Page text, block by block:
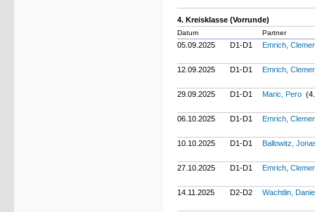
4. Kreisklasse (Vorrunde)
Datum Partner
05.09.2025 D1-D1 Emrich,
12.09.2025 D1-D1 Emrich,
29.09.2025 D1-D1 Maric, Pero
06.10.2025 D1-D1 Emrich,
10.10.2025 D1-D1 Ballowitz,
27.10.2025 D1-D1 Emrich,
14.11.2025 D2-D2 Wachtlin,